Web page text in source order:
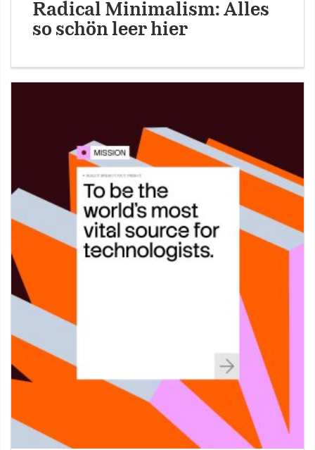
Radical Minimalism: Alles
so schön leer hier